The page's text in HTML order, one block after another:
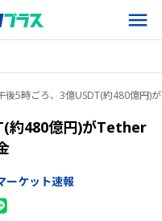
後5時ごろ、3億USDT(約480億円)
約480億円)がTether
ーケット速報